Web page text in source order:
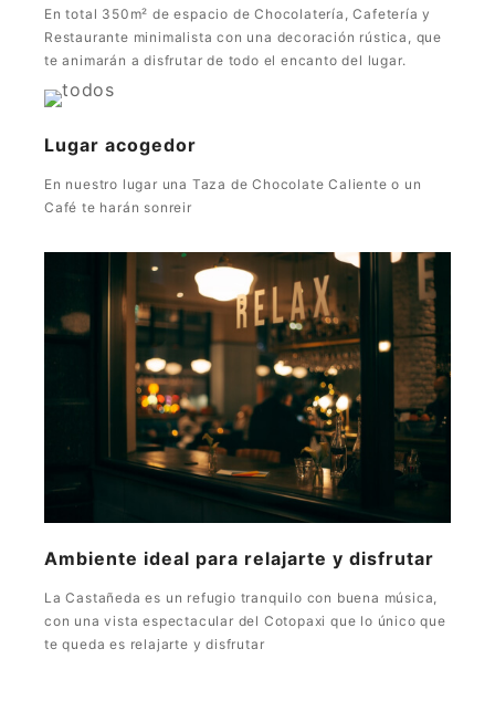
En total 350m² de espacio de Chocolatería, Cafetería y
Restaurante minimalista con una decoración rústica, que
te animarán a disfrutar de todo el encanto del lugar.
Lugar acogedor
En nuestro lugar una Taza de Chocolate Caliente o un
Café te harán sonreir
Ambiente ideal para relajarte y disfrutar
La Castañeda es un refugio tranquilo con buena música,
con una vista espectacular del Cotopaxi que lo único que
te queda es relajarte y disfrutar